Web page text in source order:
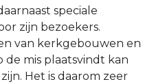
speciale
zijn bezoekers.
van kerkgebouwen en
de mis plaatsvindt kan
Het is daarom zeer